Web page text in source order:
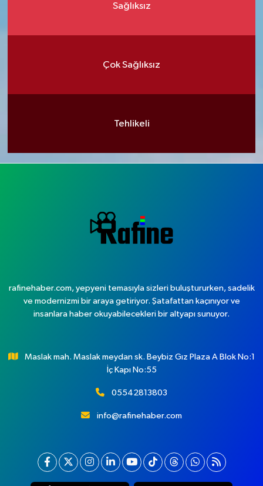
Sağlıksız
Çok Sağlıksız
Tehlikeli
rafinehaber.com, yepyeni temasıyla sizleri buluştururken, sadelik
ve modernizmi bir araya getiriyor. Şatafattan kaçınıyor ve
insanlara haber okuyabilecekleri bir altyapı sunuyor.
Maslak mah. Maslak meydan sk. Beybiz Gız Plaza A Blok No:1
İç Kapı No:55
05542813803
info@rafinehaber.com